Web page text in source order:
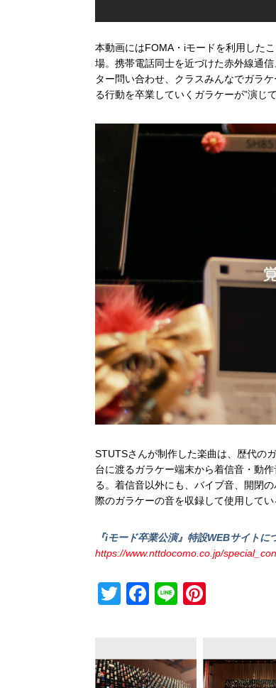
本動画にはFOMA・iモードを利用した
場。携帯電話同士を近づけた赤外線通
ター問い合わせ、クラスみんなでガラ
る行動を卒業していくガラケーが”演じて
STUTSさんが制作した楽曲は、歴代の
台に渡るガラケー端末から着信音・動
る。着信音以外にも、バイブ音、開閉
際のガラケーの音を収録して使用して
『iモード卒業公演』特設WEBサイトに
https://www.nttdocomo.co.jp/
T
er
F
e
Li
e